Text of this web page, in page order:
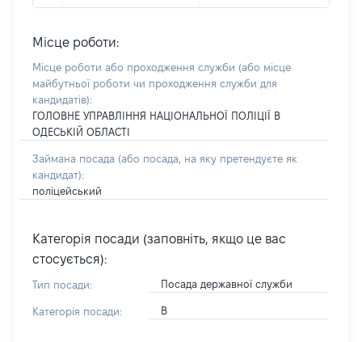
Місце роботи:
Місце роботи або проходження служби (або місце
майбутньої роботи чи проходження служби для
кандидатів):
ГОЛОВНЕ УПРАВЛІННЯ НАЦІОНАЛЬНОЇ ПОЛІЦІЇ В
ОДЕСЬКІЙ ОБЛАСТІ
Займана посада (або посада, на яку претендуєте як
кандидат):
поліцейський
Категорія посади (заповніть, якщо це вас
стосується):
Тип посади: Посада державної служби
Категорія посади: В